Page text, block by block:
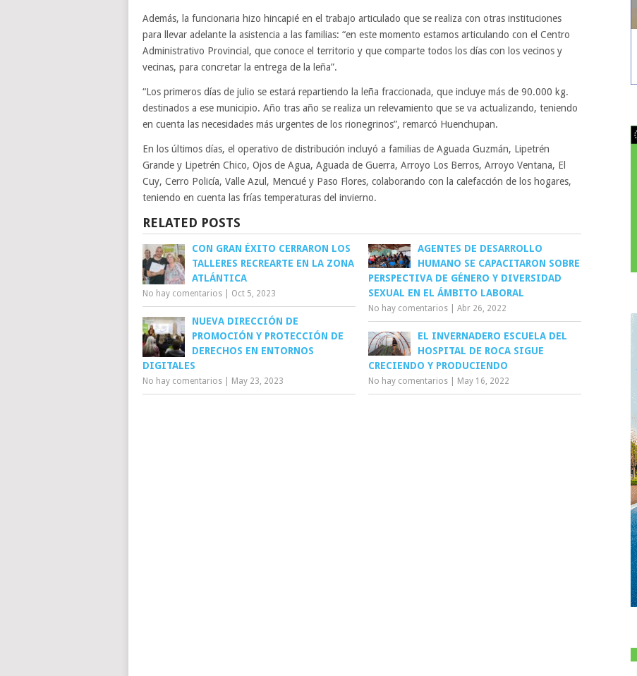
Además, la funcionaria hizo hincapié en el trabajo articulado que se realiza con otras instituciones
para llevar adelante la asistencia a las familias: “en este momento estamos articulando con el Centro
Administrativo Provincial, que conoce el territorio y que comparte todos los días con los vecinos y
vecinas, para concretar la entrega de la leña”.
“Los primeros días de julio se estará repartiendo la leña fraccionada, que incluye más de 90.000 kg.
destinados a ese municipio. Año tras año se realiza un relevamiento que se va actualizando, teniendo
en cuenta las necesidades más urgentes de los rionegrinos”, remarcó Huenchupan.
En los últimos días, el operativo de distribución incluyó a familias de Aguada Guzmán, Lipetrén
Grande y Lipetrén Chico, Ojos de Agua, Aguada de Guerra, Arroyo Los Berros, Arroyo Ventana, El
Cuy, Cerro Policía, Valle Azul, Mencué y Paso Flores, colaborando con la calefacción de los hogares,
teniendo en cuenta las frías temperaturas del invierno.
RELATED POSTS
CON GRAN ÉXITO CERRARON LOS
TALLERES RECREARTE EN LA ZONA
ATLÁNTICA
No hay comentarios Oct 5, 2023
AGENTES DE DESARROLLO
HUMANO SE CAPACITARON SOBRE
PERSPECTIVA DE GÉNERO Y DIVERSIDAD
SEXUAL EN EL ÁMBITO LABORAL
No hay comentarios |Abr 26, 2022
NUEVA DIRECCIÓN DE
PROMOCIÓN Y PROTECCIÓN DE
DERECHOS EN ENTORNOS
DIGITALES
No hay comentarios May 23, 2023
EL INVERNADERO ESCUELA DEL
HOSPITAL DE ROCA SIGUE
CRECIENDO Y PRODUCIENDO
No hay comentarios May 16, 2022